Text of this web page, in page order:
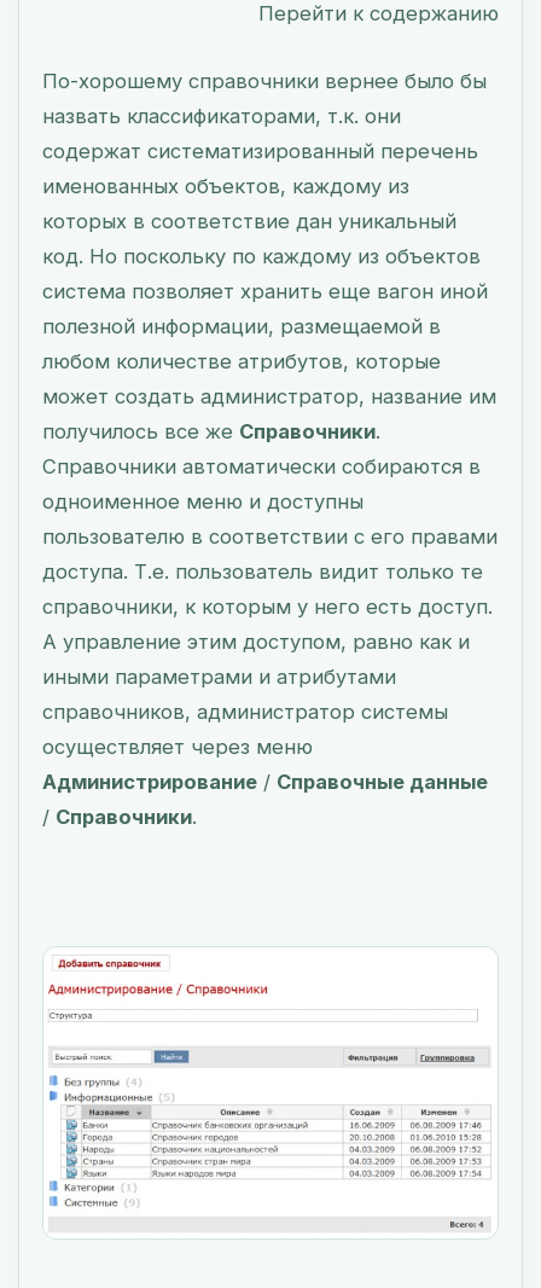
Перейти к содержанию
По-хорошему справочники вернее было бы
назвать классификаторами, т.к. они
содержат систематизированный перечень
именованных объектов, каждому из
которых в соответствие дан уникальный
код. Но поскольку по каждому из объектов
система позволяет хранить еще вагон иной
полезной информации, размещаемой в
любом количестве атрибутов, которые
может создать администратор, название им
получилось все же Справочники.
Справочники автоматически собираются в
одноименное меню и доступны
пользователю в соответствии с его правами
доступа. Т.е. пользователь видит только те
справочники, к которым у него есть доступ.
А управление этим доступом, равно как и
иными параметрами и атрибутами
справочников, администратор системы
осуществляет через меню
Администрирование/ Справочные данные
/ Справочники.